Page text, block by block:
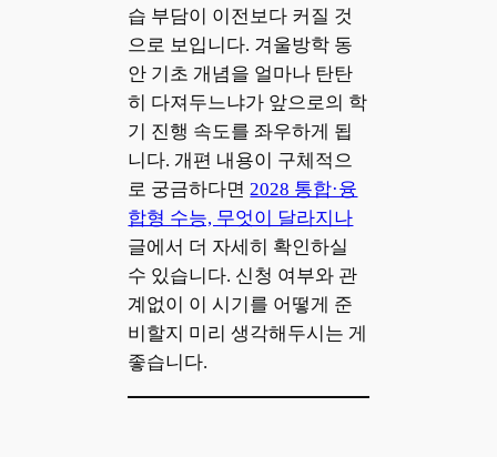
습 부담이 이전보다 커질 것
으로 보입니다. 겨울방학 동
안 기초 개념을 얼마나 탄탄
히 다져두느냐가 앞으로의 학
기 진행 속도를 좌우하게 됩
니다. 개편 내용이 구체적으
로 궁금하다면2028 통합·융
합형 수능, 무엇이 달라지나
글에서 더 자세히 확인하실
수 있습니다. 신청 여부와 관
계없이 이 시기를 어떻게 준
비할지 미리 생각해두시는 게
좋습니다.